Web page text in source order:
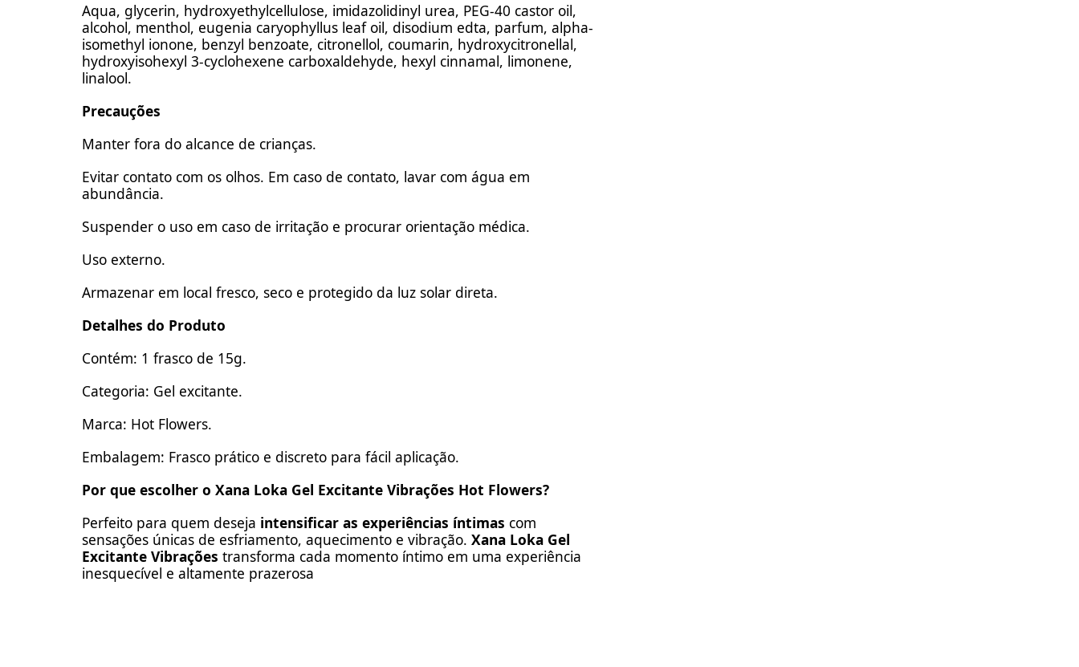
Aqua, glycerin, hydroxyethylcellulose, imidazolidinyl urea, PEG-40 castor oil,
alcohol, menthol, eugenia caryophyllus leaf oil, disodium edta, parfum, alpha-
isomethyl ionone, benzyl benzoate, citronellol, coumarin, hydroxycitronellal,
hydroxyisohexyl 3-cyclohexene carboxaldehyde, hexyl cinnamal, limonene,
linalool.
Precauções
Manter fora do alcance de crianças.
Evitar contato com os olhos. Em caso de contato, lavar com água em
abundância.
Suspender o uso em caso de irritação e procurar orientação médica.
Uso externo.
Armazenar em local fresco, seco e protegido da luz solar direta.
Detalhes do Produto
Contém: 1 frasco de 15g.
Categoria: Gel excitante.
Marca: Hot Flowers.
Embalagem: Frasco prático e discreto para fácil aplicação.
Por que escolher o Xana Loka Gel Excitante Vibrações Hot Flowers?
Perfeito para quem deseja intensificar as experiências íntimas com
sensações únicas de esfriamento, aquecimento e vibração. Xana Loka Gel
Excitante Vibrações transforma cada momento íntimo em uma experiência
inesquecível e altamente prazerosa